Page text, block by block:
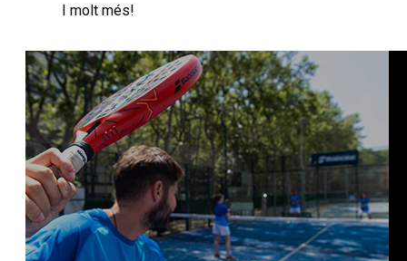
I molt més!